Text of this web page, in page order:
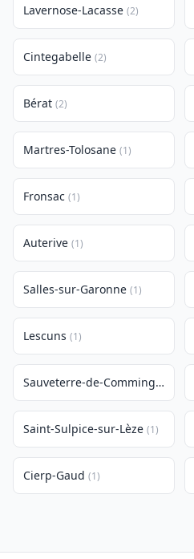
Lavernose-Lacasse (2)
Cintegabelle (2)
Bérat (2)
Martres-Tolosane (1)
Fronsac (1)
Auterive (1)
Salles-sur-Garonne (1)
Lescuns (1)
Sauveterre-de-Comminges
Saint-Sulpice-sur-Lèze (1)
Cierp-Gaud (1)